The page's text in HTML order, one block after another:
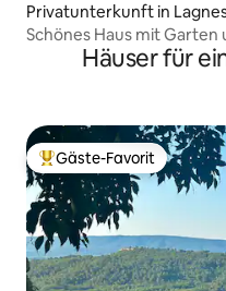
Privatunterkunft in
Schönes Haus mit Garten
Häuser für
Beliebter Gäste-Favorit.
Gäste-Favorit